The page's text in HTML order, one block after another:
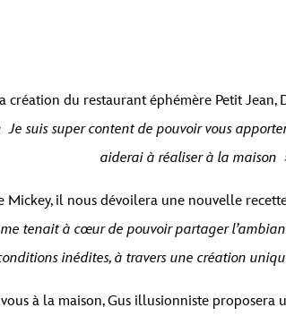
consulter le contenu d’un espace réservé dePar
que ce faisant, des données seront
Débloquer
Plus
du restaurant éphémère Petit
Je suis super content de pouvoir vous
aiderai à réaliser à la maison
Mickey, il nous dévoilera une nouvelle
tenait à cœur de pouvoir partager
inédites, à travers une création
à la maison, Gus illusionniste